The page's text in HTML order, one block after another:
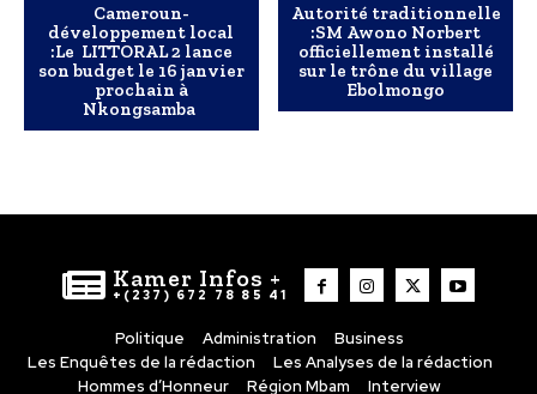
Cameroun-
développement local
:Le LITTORAL 2 lance
son budget le 16 janvier
prochain à
Nkongsamba
Autorité traditionnelle
:SM Awono Norbert
officiellement installé
sur le trône du village
Ebolmongo
Kamer Infos +
+(237) 672 78 85 41
Politique Administration
Business
Les Enquêtes de la rédaction
Les Analyses de la rédaction
Hommes d’Honneur
Région Mbam
Interview